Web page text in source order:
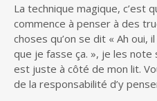
La technique magique, c’est
commence à penser à des
choses qu’on se dit « Ah oui,
que je fasse ça. », je les note
est juste à côté de mon lit.
de la responsabilité d’y